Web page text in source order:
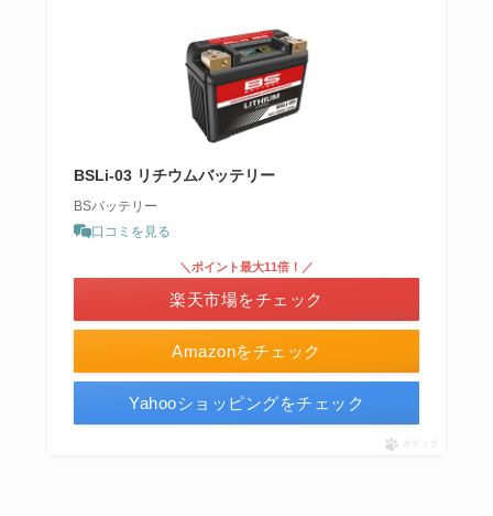
BSLi-03 リチウムバッテリー
BSバッテリー
口コミを見る
Amazonをチェック
＼ポイント最大11倍！／
楽天市場をチェック
Yahooショッピングをチェック
ポチップ